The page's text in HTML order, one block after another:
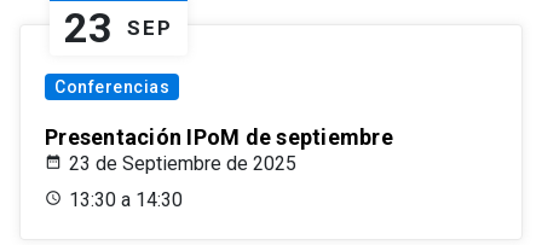
23 SEP
Conferencias
Presentación IPoM de septiembre
23 de Septiembre de 2025
13:30 a 14:30